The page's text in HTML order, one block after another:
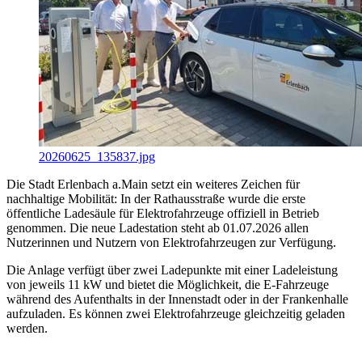
20260625_135837.jpg
Die Stadt Erlenbach a.Main setzt ein weiteres Zeichen für
nachhaltige Mobilität: In der Rathausstraße wurde die erste
öffentliche Ladesäule für Elektrofahrzeuge offiziell in Betrieb
genommen. Die neue Ladestation steht ab 01.07.2026 allen
Nutzerinnen und Nutzern von Elektrofahrzeugen zur Verfügung.
Die Anlage verfügt über zwei Ladepunkte mit einer Ladeleistung
von jeweils 11 kW und bietet die Möglichkeit, die E-Fahrzeuge
während des Aufenthalts in der Innenstadt oder in der Frankenhalle
aufzuladen. Es können zwei Elektrofahrzeuge gleichzeitig geladen
werden.